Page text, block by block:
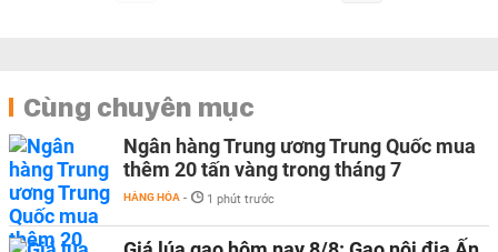
Cùng chuyên mục
Ngân hàng Trung ương Trung Quốc mua
thêm 20 tấn vàng trong tháng 7
HÀNG HÓA - 1 phút trước